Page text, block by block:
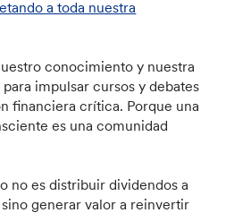
a toda nuestra
conocimiento y nuestra
impulsar cursos y debates
financiera crítica. Porque una
es una comunidad
no es distribuir dividendos a
generar valor a reinvertir